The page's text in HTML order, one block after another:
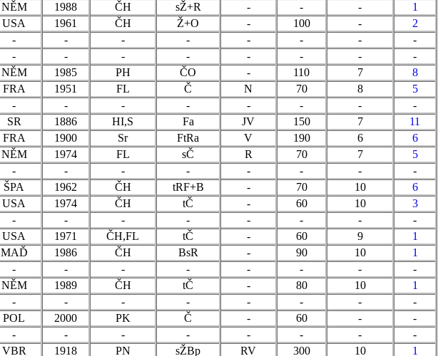
NĚM 1988 ČH sŽ+R - - -
1
USA 1961 ČH Ž+O - 100 -
2
- - - - - - -
-
- - - - - - -
-
NĚM 1985 PH ČO - 110 7
8
FRA 1951 FL Č N 70 8
5
- - - - - - -
-
SR 1886 HI,S Fa JV 150 7
11
FRA 1900 Sr FtRa V 190 6
6
NĚM 1974 FL sČ R 70 7
5
- - - - - - -
-
ŠPA 1962 ČH tRF+B - 70 10
6
USA 1974 ČH tČ - 60 10
3
- - - - - - -
-
USA 1971 ČH,FL tČ - 60 9
1
MAĎ 1986 ČH BsR - 90 10
1
- - - - - - -
-
NĚM 1989 ČH tČ - 80 10
1
- - - - - - -
-
POL 2000 PK Č - 60 -
-
- - - - - - -
-
VBR 1918 PN sŽBp RV 300 10 1